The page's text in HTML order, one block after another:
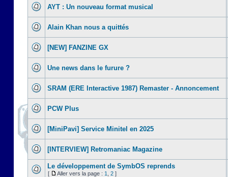
AYT : Un nouveau format musical
Alain Khan nous a quittés
[NEW] FANZINE GX
Une news dans le furure ?
SRAM (ERE Interactive 1987) Remaster - Annoncement
PCW Plus
[MiniPavi] Service Minitel en 2025
[INTERVIEW] Retromaniac Magazine
Le développement de SymbOS reprends
[ Aller vers la page : 1 2 ]